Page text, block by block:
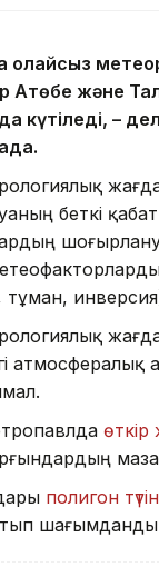
Ақтөбе және
күтіледі, –
беткі
тұман,
атмосфералық
өткір
полигон